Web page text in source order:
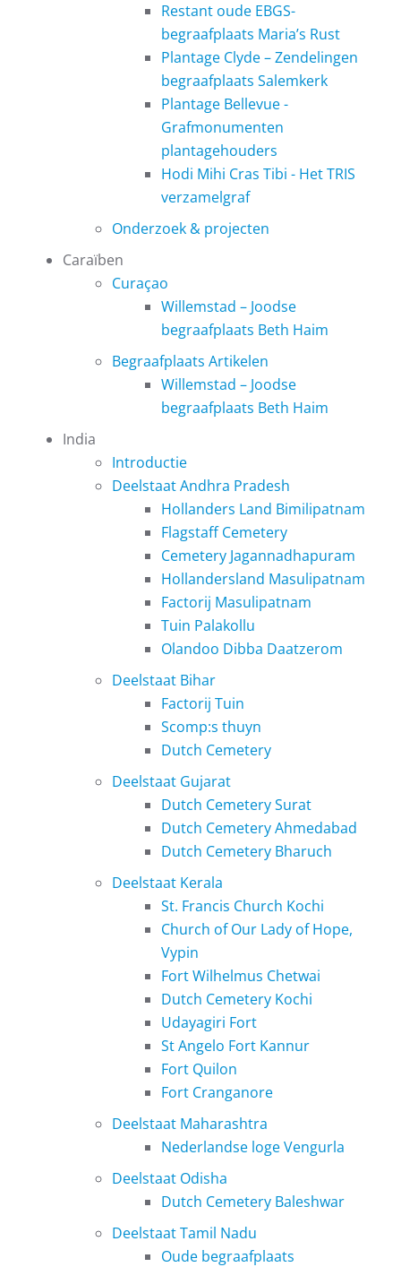
Restant oude EBGS-
begraafplaats Maria’s Rust
Plantage Clyde – Zendelingen
begraafplaats Salemkerk
Plantage Bellevue -
Grafmonumenten
plantagehouders
Hodi Mihi Cras Tibi - Het TRIS
verzamelgraf
Onderzoek & projecten
Caraïben
Curaçao
Willemstad – Joodse
begraafplaats Beth Haim
Begraafplaats Artikelen
Willemstad – Joodse
begraafplaats Beth Haim
India
Introductie
Deelstaat Andhra Pradesh
Hollanders Land Bimilipatnam
Flagstaff Cemetery
Cemetery Jagannadhapuram
Hollandersland Masulipatnam
Factorij Masulipatnam
Tuin Palakollu
Olandoo Dibba Daatzerom
Deelstaat Bihar
Factorij Tuin
Scomp:s thuyn
Dutch Cemetery
Deelstaat Gujarat
Dutch Cemetery Surat
Dutch Cemetery Ahmedabad
Dutch Cemetery Bharuch
Deelstaat Kerala
St. Francis Church Kochi
Church of Our Lady of Hope,
Vypin
Fort Wilhelmus Chetwai
Dutch Cemetery Kochi
Udayagiri Fort
St Angelo Fort Kannur
Fort Quilon
Fort Cranganore
Deelstaat Maharashtra
Nederlandse loge Vengurla
Deelstaat Odisha
Dutch Cemetery Baleshwar
Deelstaat Tamil Nadu
Oude begraafplaats